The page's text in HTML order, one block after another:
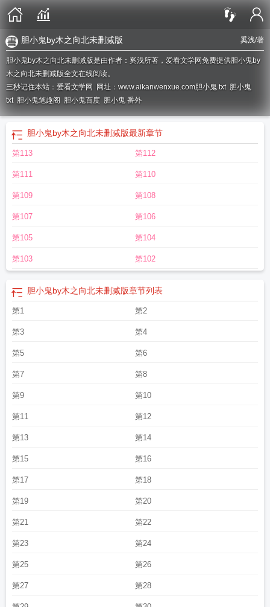
奚浅/著
胆小鬼by木之向北未删减版
胆小鬼by木之向北未删减版是由作者：奚浅所著，爱看文学网免费提供胆小鬼by
木之向北未删减版全文在线阅读。
三秒记住本站：爱看文学网 网址：www.aikanwenxue.com胆小鬼 txt 胆小鬼
txt 胆小鬼笔趣阁 胆小鬼百度 胆小鬼 番外
胆小鬼by木之向北未删减版最新章节
第113 第112
第111 第110
第109 第108
第107 第106
第105 第104
第103 第102
胆小鬼by木之向北未删减版章节列表
第1 第2
第3 第4
第5 第6
第7 第8
第9 第10
第11 第12
第13 第14
第15 第16
第17 第18
第19 第20
第21 第22
第23 第24
第25 第26
第27 第28